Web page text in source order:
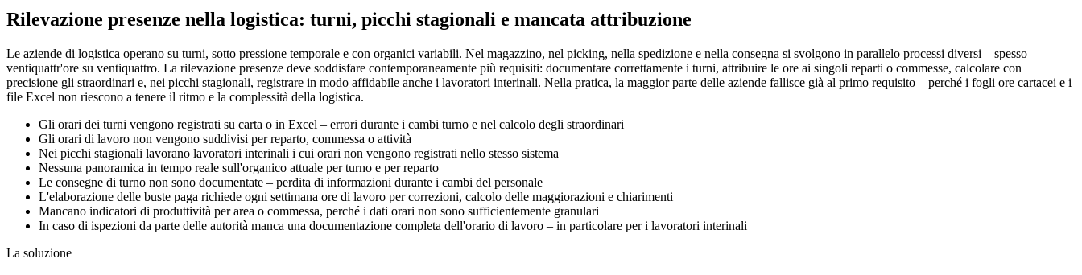
Rilevazione presenze nella logistica: turni, picchi stagionali e mancata attribuzione
Le aziende di logistica operano su turni, sotto pressione temporale e con organici variabili. Nel magazzino, nel picking, nella spedizione e nella consegna si svolgono in parallelo processi diversi – spesso
ventiquattr'ore su ventiquattro. La rilevazione presenze deve soddisfare contemporaneamente più requisiti: documentare correttamente i turni, attribuire le ore ai singoli reparti o commesse, calcolare con
precisione gli straordinari e, nei picchi stagionali, registrare in modo affidabile anche i lavoratori interinali. Nella pratica, la maggior parte delle aziende fallisce già al primo requisito – perché i fogli ore cartacei e i
file Excel non riescono a tenere il ritmo e la complessità della logistica.
Gli orari dei turni vengono registrati su carta o in Excel – errori durante i cambi turno e nel calcolo degli straordinari
Gli orari di lavoro non vengono suddivisi per reparto, commessa o attività
Nei picchi stagionali lavorano lavoratori interinali i cui orari non vengono registrati nello stesso sistema
Nessuna panoramica in tempo reale sull'organico attuale per turno e per reparto
Le consegne di turno non sono documentate – perdita di informazioni durante i cambi del personale
L'elaborazione delle buste paga richiede ogni settimana ore di lavoro per correzioni, calcolo delle maggiorazioni e chiarimenti
Mancano indicatori di produttività per area o commessa, perché i dati orari non sono sufficientemente granulari
In caso di ispezioni da parte delle autorità manca una documentazione completa dell'orario di lavoro – in particolare per i lavoratori interinali
La soluzione